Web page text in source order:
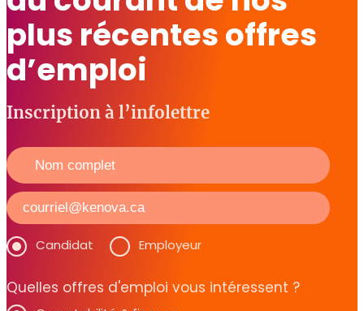
plus récentes offres
d’emploi
Inscription à l’infolettre
Candidat Employeur
Quelles offres d'emploi vous intéressent ?